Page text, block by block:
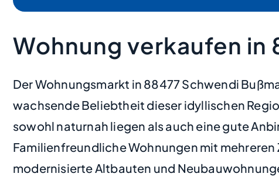
Wohnung verkaufen in
Der Wohnungsmarkt in 88477 Schwendi
wachsende Beliebtheit dieser idyllischen
sowohl naturnah liegen als auch eine gute
Familienfreundliche Wohnungen mit
modernisierte Altbauten und